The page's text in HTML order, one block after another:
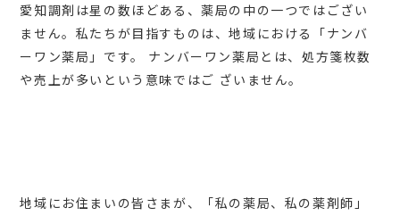
愛知調剤は星の数ほどある、薬局の中の⼀つではござい
ません。私たちが⽬指すものは、地域における「ナンバ
ーワン薬局」です。 ナンバーワン薬局とは、処⽅箋枚数
や売上が多いという意味ではご ざいません。
地域にお住まいの皆さまが、「私の薬局、私の薬剤師」